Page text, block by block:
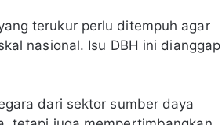
terukur perlu ditempuh agar
nasional. Isu DBH ini dianggap
dari sektor sumber daya